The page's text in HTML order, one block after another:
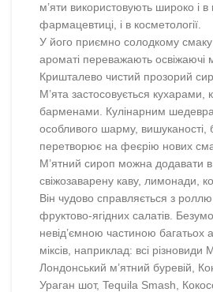
м’яти використовують широко і в
фармацевтиці, і в косметології.
У його приємно солодкому
ароматі переважають освіжаючі
Кришталево чистий прозорий
М’ята застосовується кухарами,
барменами. Кулінарним
особливого шарму, вишуканості,
перетворює на феєрію нових
М’ятний сироп можна додавати в
свіжозаварену каву, лимонади,
Він чудово справляється з
фруктово-ягідних салатів.
невід’ємною частиною багатьох
міксів, наприклад: всі різновиди
Лондонський м’ятний буревій,
Ураган шот, Tequila Smash,